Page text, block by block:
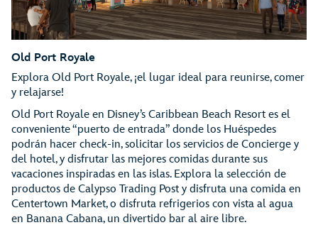
Old Port Royale
Explora Old Port Royale, ¡el lugar ideal para reunirse, comer
y relajarse!
Old Port Royale en Disney’s Caribbean Beach Resort es el
conveniente “puerto de entrada” donde los Huéspedes
podrán hacer check-in, solicitar los servicios de Concierge y
del hotel, y disfrutar las mejores comidas durante sus
vacaciones inspiradas en las islas. Explora la selección de
productos de Calypso Trading Post y disfruta una comida en
Centertown Market, o disfruta refrigerios con vista al agua
en Banana Cabana, un divertido bar al aire libre.